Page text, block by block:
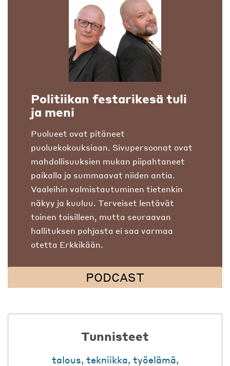
Politiikan festarikesä tuli
ja meni
Puolueet ovat pitäneet
puoluekokouksiaan. Sivupersoonat ovat
mahdollisuuksien mukan piipahtaneet
paikalla ja summaavat niiden antia.
Vaaleihin valmistautuminen tietenkin
näkyy ja kuuluu. Terveiset lentävät
toinen toisilleen, mutta seuraavan
hallituksen pohjasta ei saa varmaa
otetta Erkkikään.
PODCAST
Tunnisteet
talous, tekniikka, työelämä,